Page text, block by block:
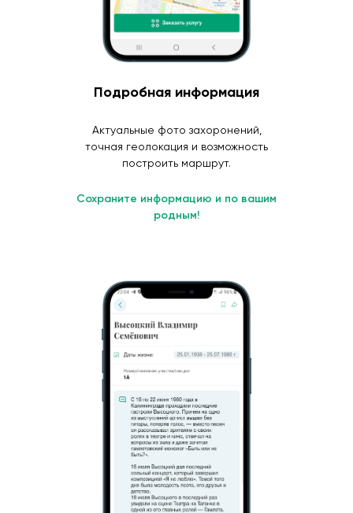
Подробная информация
Актуальные фото захоронений,
точная геолокация и возможность
построить маршрут.
Сохраните информацию и по вашим
родным!